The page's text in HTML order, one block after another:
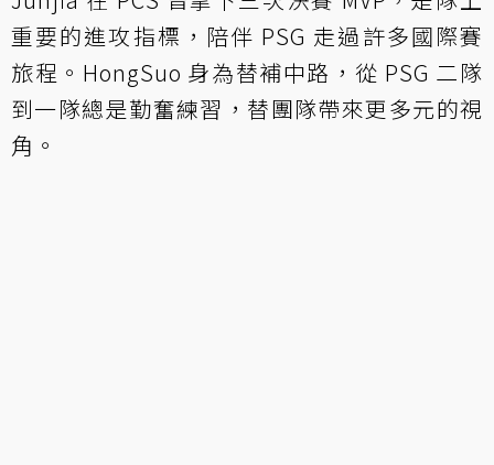
重要的進攻指標，陪伴 PSG 走過許多國際賽
旅程。HongSuo 身為替補中路，從 PSG 二隊
到一隊總是勤奮練習，替團隊帶來更多元的視
角。